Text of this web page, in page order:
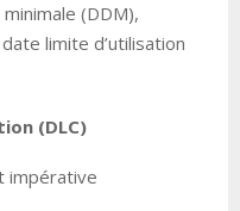
(DDM),
limite d’utilisation
(DLC)
impérative